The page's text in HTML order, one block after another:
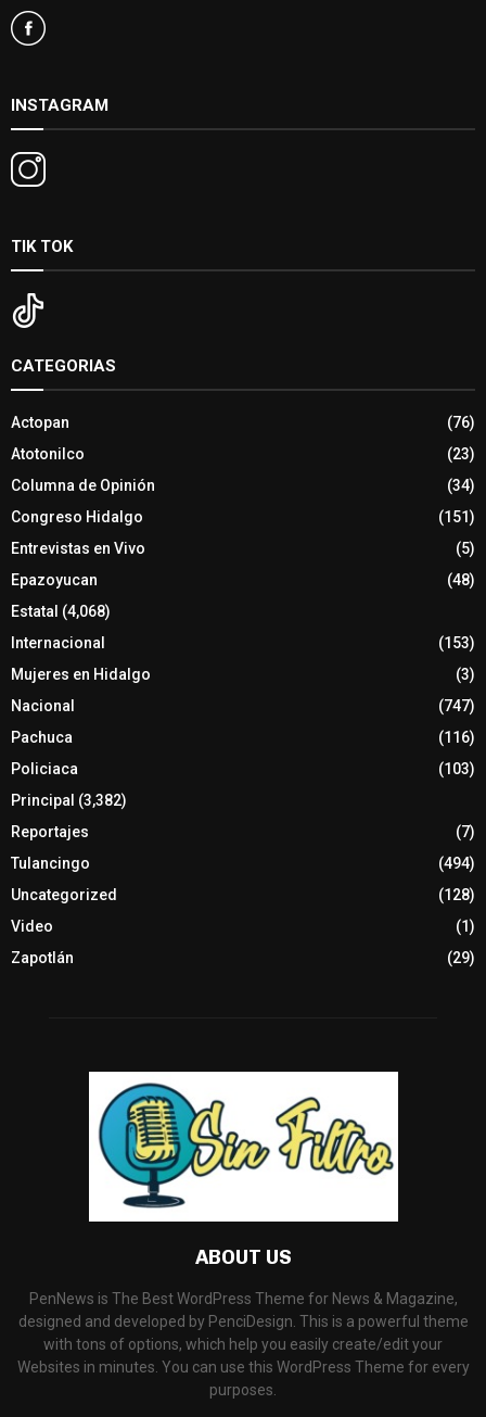
INSTAGRAM
TIK TOK
CATEGORIAS
Actopan
(76)
Atotonilco
(23)
Columna de Opinión
(34)
Congreso Hidalgo
(151)
Entrevistas en Vivo
(5)
Epazoyucan
(48)
Estatal (4,068)
Internacional
(153)
Mujeres en Hidalgo
(3)
Nacional
(747)
Pachuca
(116)
Policiaca
(103)
Principal (3,382)
Reportajes
(7)
Tulancingo
(494)
Uncategorized
(128)
Video
(1)
Zapotlán
(29)
ABOUT US
PenNews is The Best WordPress Theme for News & Magazine,
designed and developed by PenciDesign. This is a powerful theme
with tons of options, which help you easily create/edit your
Websites in minutes. You can use this WordPress Theme for every
purposes.